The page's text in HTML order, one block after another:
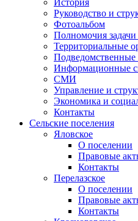
Руководство и
Фотоальбом
Полномочия
Территориальные
Подведомственные
Информационные
СМИ
Управление и
Экономика и
Контакты
Сельские поселения
Яловское
О поселении
Правовые
Контакты
Перелазское
О поселении
Правовые
Контакты